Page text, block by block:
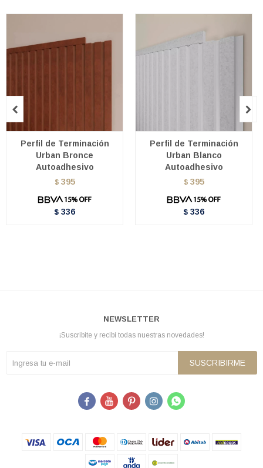
Perfil de Terminación
Urban Bronce
Autoadhesivo
$ 395
$ 336
Perfil de Terminación
Urban Blanco
Autoadhesivo
$ 395
$ 336
 
NEWSLETTER
¡Suscribite y recibí todas nuestras novedades!
SUSCRIBIRME
    